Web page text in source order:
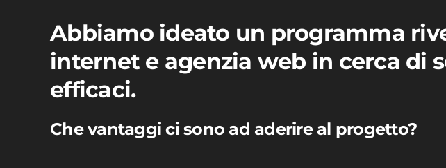
Abbiamo ideato un programma
internet e agenzia web in cerca di
efficaci.
Che vantaggi ci sono ad aderire al progetto?